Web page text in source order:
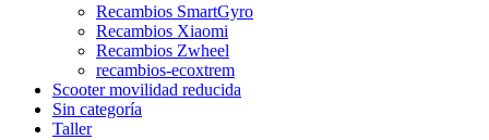
Recambios SmartGyro
Recambios Xiaomi
Recambios Zwheel
recambios-ecoxtrem
Scooter movilidad reducida
Sin categoría
Taller